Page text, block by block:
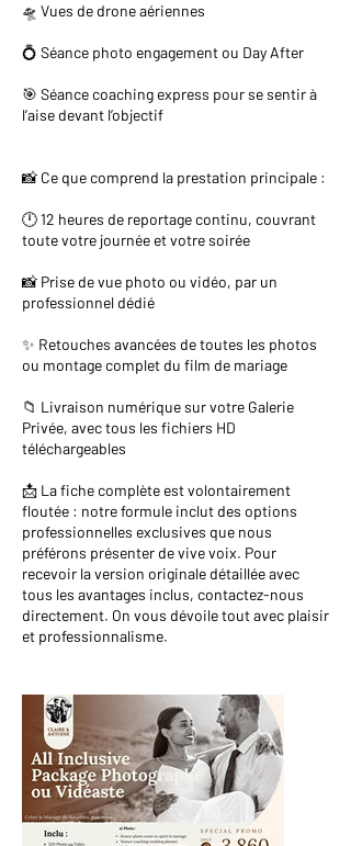
🛸 Vues de drone aériennes
💍 Séance photo engagement ou Day After
🎯 Séance coaching express pour se sentir à
l’aise devant l’objectif
📸 Ce que comprend la prestation principale :
🕛 12 heures de reportage continu, couvrant
toute votre journée et votre soirée
📸 Prise de vue photo ou vidéo, par un
professionnel dédié
✨ Retouches avancées de toutes les photos
ou montage complet du film de mariage
📁 Livraison numérique sur votre Galerie
Privée, avec tous les fichiers HD
téléchargeables
📩 La fiche complète est volontairement
floutée : notre formule inclut des options
professionnelles exclusives que nous
préférons présenter de vive voix. Pour
recevoir la version originale détaillée avec
tous les avantages inclus, contactez-nous
directement. On vous dévoile tout avec plaisir
et professionnalisme.